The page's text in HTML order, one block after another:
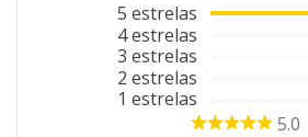
5 estrelas
4estrelas
3 estrelas
2 estrelas
1 estrelas
5.0